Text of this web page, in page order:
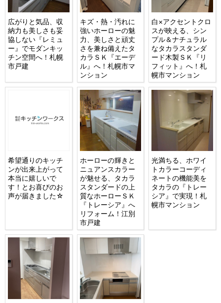
広がりと気品、収
納力も美しさも妥
協しない『レミュ
ー』でモダンキッ
チン空間へ！札幌
市戸建
キズ・熱・汚れに
強いホーローの魅
力、美しさと頑丈
さを兼ね備えたタ
カラＳＫ『エーデ
ル』へ！札幌市マ
ンション
白×アクセントクロ
スが映える、シン
プル＆ナチュラル
なタカラスタンダ
ード木製ＳＫ『リ
フィット』へ！札
幌市マンション
希望通りのキッチ
ンが出来上がって
本当に嬉しいで
す！とお喜びのお
声が届きました☆
ホーローの輝きと
ニュアンスカラー
が魅せる、タカラ
スタンダードの上
質なホーローＳＫ
『トレーシア』へ
リフォーム！江別
市戸建
光満ちる、ホワイ
トカラーコーディ
ネートの機能美を
タカラの『トレー
シア』で実現！札
幌市マンション